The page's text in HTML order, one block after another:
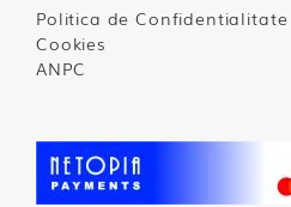
Politica de Confidentialitate
Cookies
ANPC